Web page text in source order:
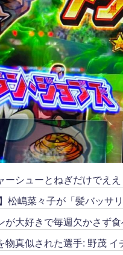
ーシューとねぎだけでええ
松嶋菜々子が「髪バッサ
が大好きで毎週欠かさず
物真似された選手: 野茂